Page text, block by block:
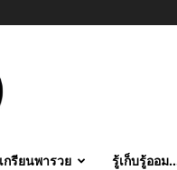
เกรียนพารวย รู้เก็บรู้ออม